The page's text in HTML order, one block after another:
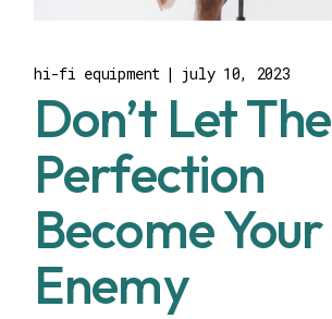
hi-fi equipment july 10, 2023
Don’t Let The
Perfection
Become Your
Enemy